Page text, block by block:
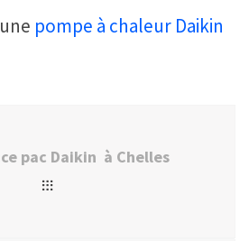
pompe à chaleur Daikin
pac Daikin à Chelles